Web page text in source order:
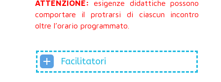
ATTENZIONE: esigenze didattiche possono
comportare il protrarsi di ciascun incontro
oltre l’orario programmato.
Facilitatori